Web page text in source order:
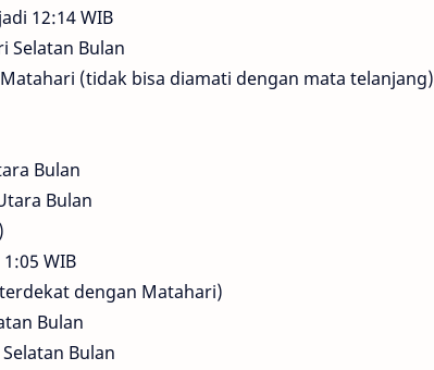
12:14 WIB
Selatan Bulan
(tidak bisa diamati dengan mata telanjang)
Bulan
Bulan
WIB
dengan Matahari)
Bulan
Bulan